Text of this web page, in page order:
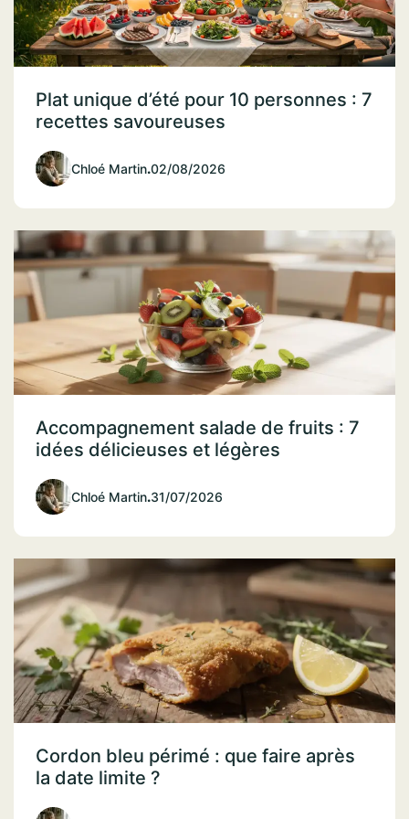
Plat unique d’été pour 10 personnes : 7
recettes savoureuses
Chloé Martin.02/08/2026
Accompagnement salade de fruits : 7
idées délicieuses et légères
Chloé Martin.31/07/2026
Cordon bleu périmé : que faire après
la date limite ?